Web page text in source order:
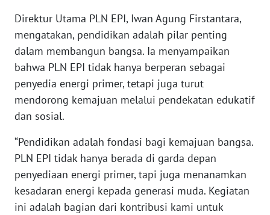
Direktur Utama PLN EPI, Iwan Agung Firstantara,
mengatakan, pendidikan adalah pilar penting
dalam membangun bangsa. Ia menyampaikan
bahwa PLN EPI tidak hanya berperan sebagai
penyedia energi primer, tetapi juga turut
mendorong kemajuan melalui pendekatan edukatif
dan sosial.
“Pendidikan adalah fondasi bagi kemajuan bangsa.
PLN EPI tidak hanya berada di garda depan
penyediaan energi primer, tapi juga menanamkan
kesadaran energi kepada generasi muda. Kegiatan
ini adalah bagian dari kontribusi kami untuk
WN
BANTEN
WN
NTT
KEPRI
WN
PAPUA